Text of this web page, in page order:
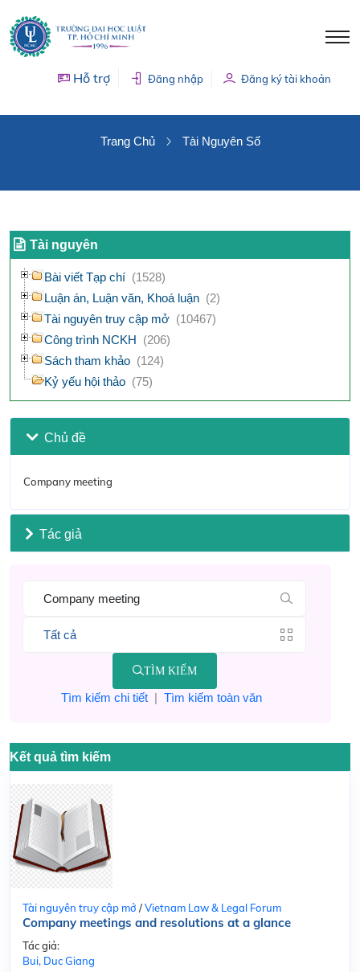
Hỗ trợ Đăng nhập Đăng ký tài khoản
Trang Chủ Tài Nguyên Số
Tài nguyên
Bài viết Tạp chí (1528)
Luận án, Luận văn, Khoá luận (2)
Tài nguyên truy cập mở (10467)
Công trình NCKH (206)
Sách tham khảo (124)
Kỷ yếu hội thảo (75)
Chủ đề
Company meeting
Tác giả
TÌM KIẾM
Tìm kiếm chi tiết| Tìm kiếm toàn văn
Kết quả tìm kiếm
Tài nguyên truy cập mở /Vietnam Law & Legal Forum
Company meetings and resolutions at a glance
Tác giả:
Bui, Duc Giang